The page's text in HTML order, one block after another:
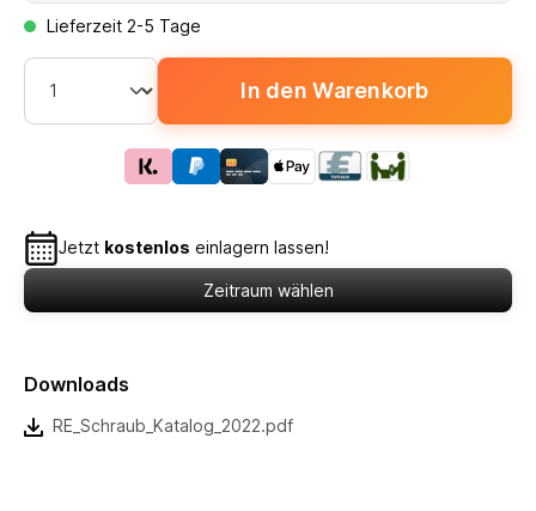
Lieferzeit 2-5 Tage
In den Warenkorb
Jetzt kostenlos einlagern lassen!
Zeitraum wählen
Downloads
RE_Schraub_Katalog_2022.pdf